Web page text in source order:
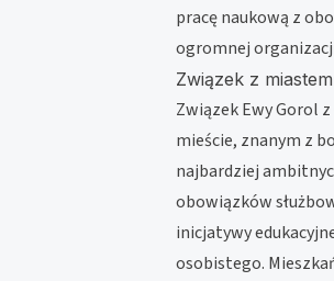
pracę naukową z
ogromnej
Związek z
Związek Ewy Gorol
mieście, znanym z
najbardziej
obowiązków
inicjatywy
osobistego.